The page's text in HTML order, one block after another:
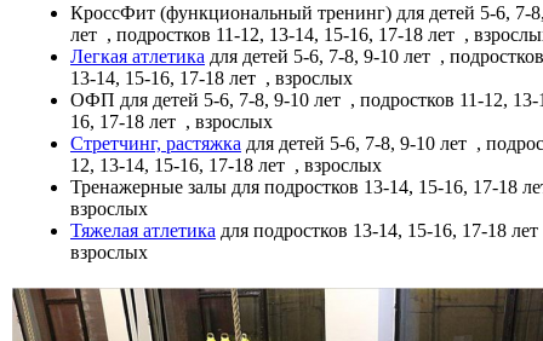
КроссФит (функциональный тренинг) для детей 5-6, 7-
лет , подростков 11-12, 13-14, 15-16, 17-18 лет ,
Легкая атлетика для детей 5-6, 7-8, 9-10 лет ,
13-14, 15-16, 17-18 лет , взрослых
ОФП для детей 5-6, 7-8, 9-10 лет , подростков 11-12,
16, 17-18 лет , взрослых
Стретчинг, растяжка для детей 5-6, 7-8, 9-10 лет ,
12, 13-14, 15-16, 17-18 лет , взрослых
Тренажерные залы для подростков 13-14, 15-16, 17-18
взрослых
Тяжелая атлетика для подростков 13-14, 15-16, 17-18 лет
взрослых